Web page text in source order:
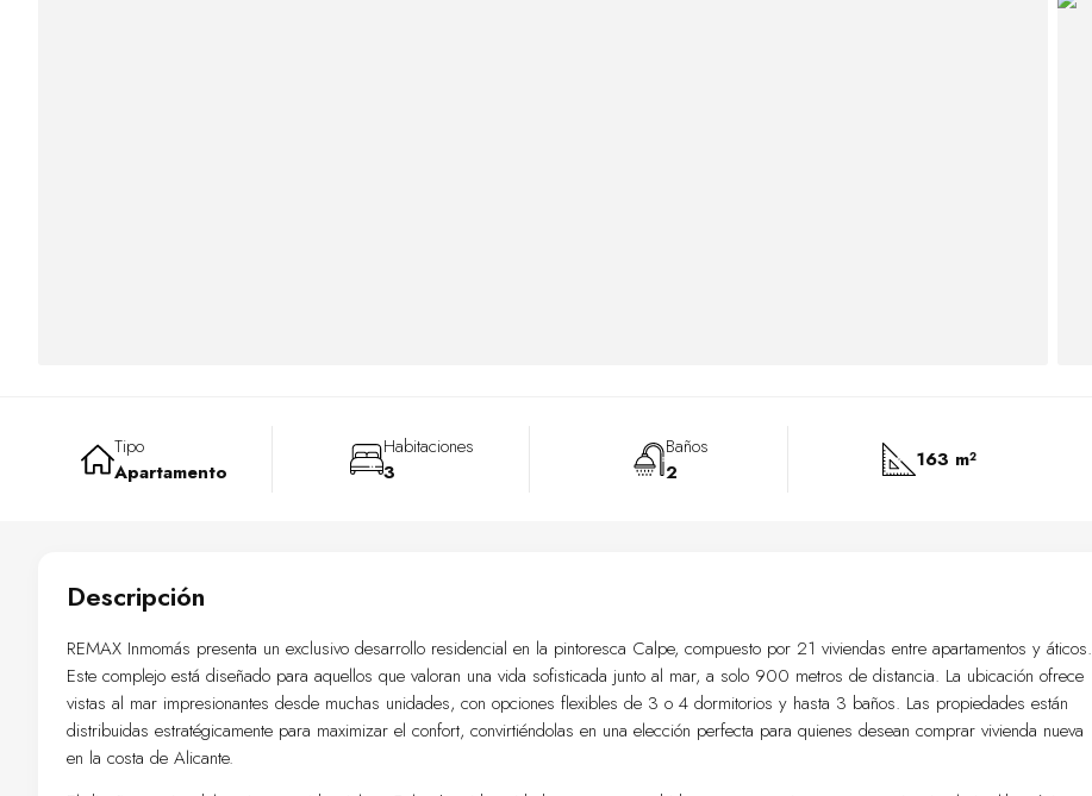
Tipo
Apartamento
Habitaciones
3
Baños
2
163 m²
Descripción
REMAX Inmomás presenta un exclusivo desarrollo residencial en la pintoresca Calpe, compuesto por 21 viviendas entre apartamentos y áticos.
Este complejo está diseñado para aquellos que valoran una vida sofisticada junto al mar, a solo 900 metros de distancia. La ubicación ofrece
vistas al mar impresionantes desde muchas unidades, con opciones flexibles de 3 o 4 dormitorios y hasta 3 baños. Las propiedades están
distribuidas estratégicamente para maximizar el confort, convirtiéndolas en una elección perfecta para quienes desean comprar vivienda nueva
en la costa de Alicante.